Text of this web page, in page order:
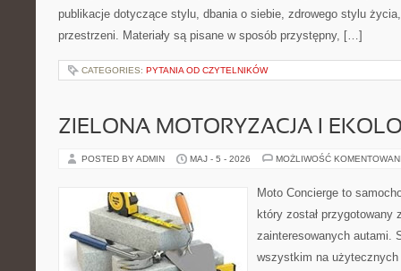
publikacje dotyczące stylu, dbania o siebie, zdrowego stylu
przestrzeni. Materiały są pisane w sposób przystępny, […]
CATEGORIES: PYTANIA OD CZYTELNIKÓW
ZIELONA MOTORYZACJA I
POSTED BY ADMIN MAJ - 5 - 2026 MOŻLIWOŚĆ
Moto Concierge to
który został przygotowany
zainteresowanych autami.
wszystkim na